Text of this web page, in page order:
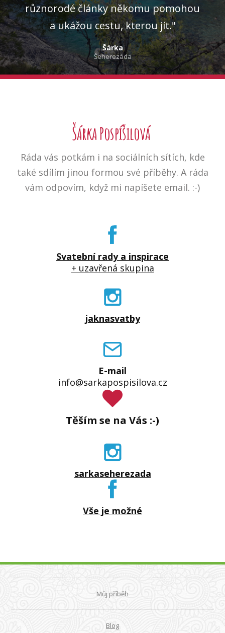
různorodé články někomu pomohou
a ukážou cestu, kterou jít."
Šárka
Šeherezáda
Šárka Pospíšilová
Ráda vás potkám i na sociálních sítích, kde
také sdílím jinou formou své příběhy. A ráda
vám odpovím, když mi napíšete email. :-)
Svatební rady a inspirace
+ uzavřená skupina
jaknasvatby
E-mail
info@sarkapospisilova.cz
Těším se na Vás :-)
sarkaseherezada
Vše je možné
Můj příběh
Blog